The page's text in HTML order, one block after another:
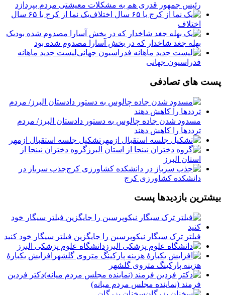
رئیس جمهور قدری هم به مشکلات معیشتی مردم بپردازد
یک نما از کرج با ۶۵ سال
اختلاف
یک
بهله جغد شاخدار که در بخش آسارا مصدوم شده بود
لیست جدید ماهانه
فدراسیون جهانی
پست های تصادفی
مسدود شدن جاده چالوس به دستور دادستان البرز/ مردم
ترددها را کاهش دهند
تشکیل جلسه استقبال ازمهر
گروه دختران نینجا از
استان البرز
جذب سرباز در
دانشکده کشاورزی کرج
بیشترین بازدیدها پست
فیلتر ترک سیگار نیکوپرسین را جایگزین فیلتر سیگار خود کنید
دانشگاه علوم پزشکی البرز
افزایش یکبارۀ
هزینه پارکینگ متروی گلشهر
دكتر فردين
فرمند (نماينده مجلس مردم میانه)